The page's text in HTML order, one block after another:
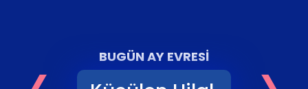
BUGÜN AY EVRESI